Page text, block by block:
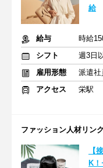
給
給与
時給
シフト
週3日
雇用形態
派遣社
アクセス
栄駅
ファッション人材リン
【
K